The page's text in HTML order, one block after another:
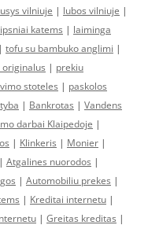
vilniuje | lubos vilniuje |
katems | laiminga
| tofu su bambuko anglimi |
| prekiu
stoteles | paskolos
| Bankrotas | Vandens
darbai Klaipedoje |
| Klinkeris | Monier |
| Atgalines nuorodos |
| Automobiliu prekes |
| Kreditai internetu |
| Greitas kreditas |